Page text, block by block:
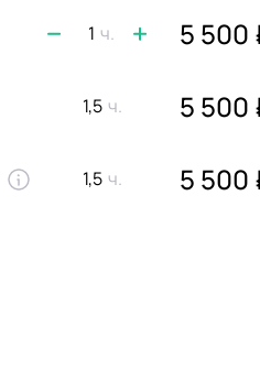
1 5 500
1,5 5 500
1,5 5 500